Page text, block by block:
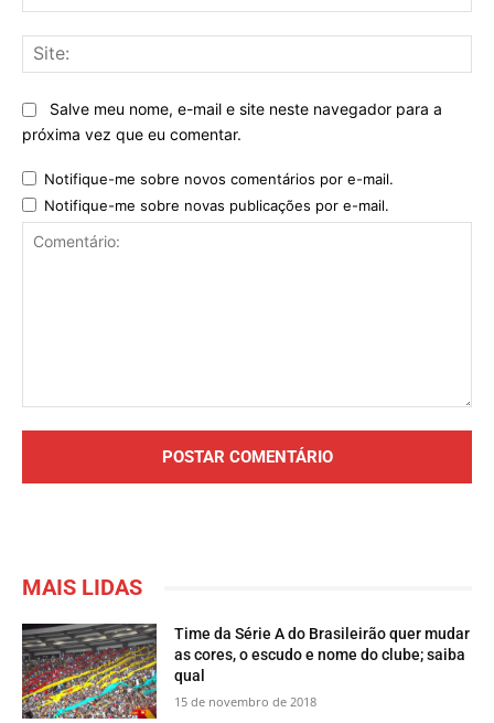
Salve meu nome, e-mail e site neste navegador para a
próxima vez que eu comentar.
Notifique-me sobre novos comentários por e-mail.
Notifique-me sobre novas publicações por e-mail.
MAIS LIDAS
Time da Série A do Brasileirão quer mudar
as cores, o escudo e nome do clube; saiba
qual
15 de novembro de 2018